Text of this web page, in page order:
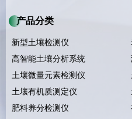
产品分类
新型土壤检测仪
高智能土壤分析系统
土壤微量元素检测仪
土壤有机质测定仪
肥料养分检测仪